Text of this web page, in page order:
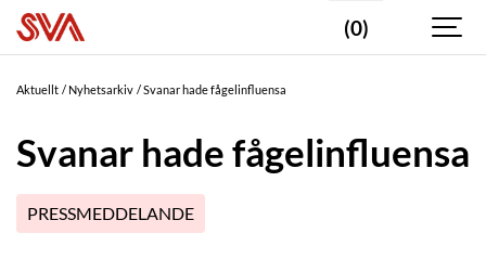
(0)
Aktuellt Nyhetsarkiv Svanar hade fågelinfluensa
Svanar hade fågelinfluensa
PRESSMEDDELANDE